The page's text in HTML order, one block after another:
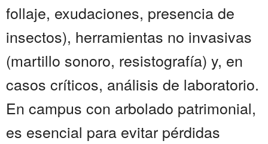
follaje, exudaciones, presencia de
insectos), herramientas no invasivas
(martillo sonoro, resistografía) y, en
casos críticos, análisis de laboratorio.
En campus con arbolado patrimonial,
es esencial para evitar pérdidas